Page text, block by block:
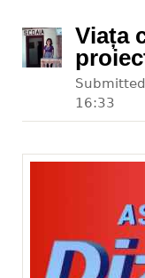
Viața
16:33